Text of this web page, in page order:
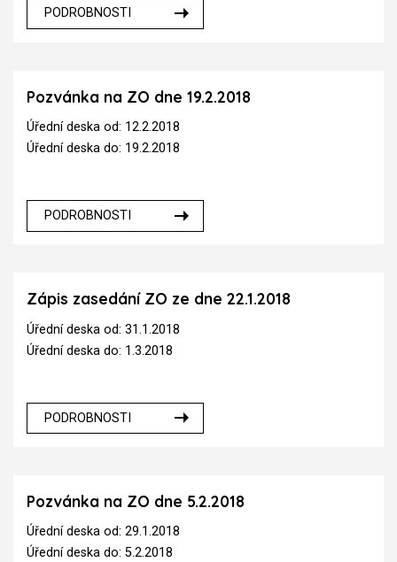
PODROBNOSTI
Pozvánka na ZO dne 19.2.2018
Úřední deska od: 12.2.2018
Úřední deska do: 19.2.2018
PODROBNOSTI
Zápis zasedání ZO ze dne 22.1.2018
Úřední deska od: 31.1.2018
Úřední deska do: 1.3.2018
PODROBNOSTI
Pozvánka na ZO dne 5.2.2018
Úřední deska od: 29.1.2018
Úřední deska do: 5.2.2018